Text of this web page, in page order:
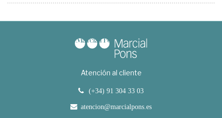
Atención al cliente
(+34) 91 304 33 03
atencion@marcialpons.es